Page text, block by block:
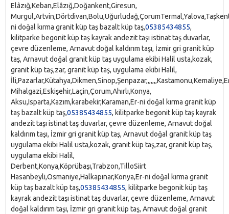
Elâzığ,Keban,Elâzığ,Doğankent,Giresun,
ni doğal kırma granit küp taş bazalt küp taş,05385434855,
kilitparke begonit küp taş kayrak andezit taşı istinat taş duvarlar,
çevre düzenleme, Arnavut doğal kaldırım taşı, İzmir gri granit küp
taş, Arnavut doğal granit küp taş uygulama ekibi Halil usta,kozak,
granit küp taş,zar, granit küp taş, uygulama ekibi Halil,
Mihalgazi,Eskişehir,Laçin,Çorum,Ahırlı,Konya,
Aksu,Isparta,Kazım,karabekir,Karaman,Er-ni doğal kırma granit küp
taş bazalt küp taş,05385434855, kilitparke begonit küp taş kayrak
andezit taşı istinat taş duvarlar, çevre düzenleme, Arnavut doğal
kaldırım taşı, İzmir gri granit küp taş, Arnavut doğal granit küp taş
uygulama ekibi Halil usta,kozak, granit küp taş,zar, granit küp taş,
uygulama ekibi Halil,
Derbent,Konya,Köprübaşı,Trabzon,TilloSiirt
Hasanbeyli,Osmaniye,Halkapınar,Konya,Er-ni doğal kırma granit
küp taş bazalt küp taş,05385434855, kilitparke begonit küp taş
kayrak andezit taşı istinat taş duvarlar, çevre düzenleme, Arnavut
doğal kaldırım taşı, İzmir gri granit küp taş, Arnavut doğal granit